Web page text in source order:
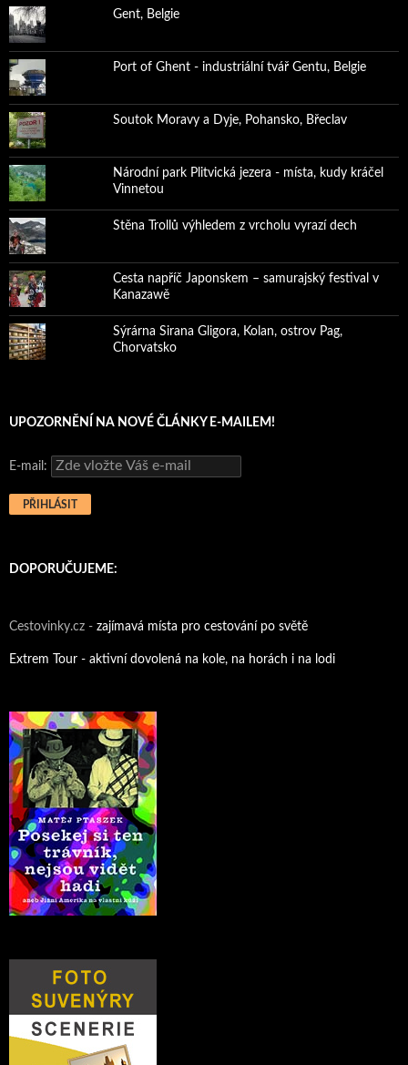
Gent, Belgie
Port of Ghent - industriální tvář Gentu, Belgie
Soutok Moravy a Dyje, Pohansko, Břeclav
Národní park Plitvická jezera - místa, kudy kráčel
Vinnetou
Stěna Trollů výhledem z vrcholu vyrazí dech
Cesta napříč Japonskem – samurajský festival v
Kanazawě
Sýrárna Sirana Gligora, Kolan, ostrov Pag,
Chorvatsko
UPOZORNĚNÍ NA NOVÉ ČLÁNKY E-MAILEM!
E-mail:
DOPORUČUJEME:
Cestovinky.cz - zajímavá místa pro cestování po světě
Extrem Tour - aktivní dovolená na kole, na horách i na lodi